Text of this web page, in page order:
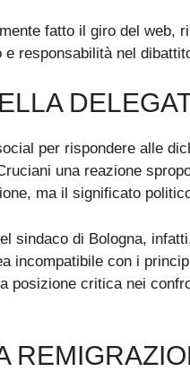
fatto il giro del web,
responsabilità nel
per rispondere alle
una reazione
ma il significato
sindaco di Bologna,
incompatibile con i
posizione critica nei